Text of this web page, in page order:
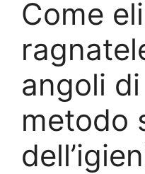
Come
angoli
metodo